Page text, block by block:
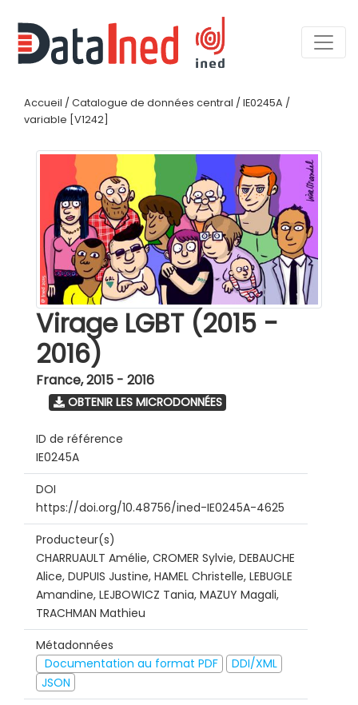
Accueil / Catalogue de données central / IE0245A /
variable [V1242]
Virage LGBT (2015 -
2016)
France,2015 - 2016
OBTENIR LES MICRODONNÉES
ID de référence
IE0245A
DOI
https://doi.org/10.48756/ined-IE0245A-4625
Producteur(s)
CHARRUAULT Amélie, CROMER Sylvie, DEBAUCHE
Alice, DUPUIS Justine, HAMEL Christelle, LEBUGLE
Amandine, LEJBOWICZ Tania, MAZUY Magali,
TRACHMAN Mathieu
Métadonnées
Documentation au format PDF
DDI/XML
JSON